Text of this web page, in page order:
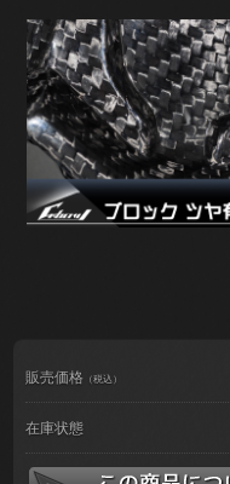
販売価格 （税込）
在庫状態